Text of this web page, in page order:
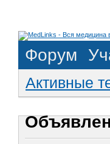
Форум
Активные